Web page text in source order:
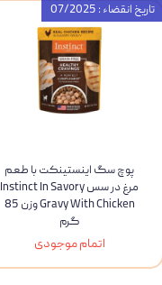
پوچ سگ اینستینکت با طعم
مرغ در سس Instinct In Savory
Gravy With Chicken وزن 85
گرم
اتمام موجودی
تاریخ انقضاء : 07/2025